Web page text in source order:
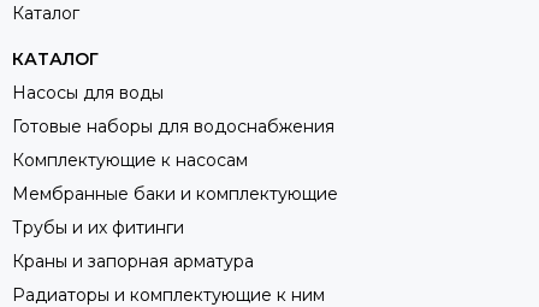
Каталог
КАТАЛОГ
Насосы для воды
Готовые наборы для водоснабжения
Комплектующие к насосам
Мембранные баки и комплектующие
Трубы и их фитинги
Краны и запорная арматура
Радиаторы и комплектующие к ним